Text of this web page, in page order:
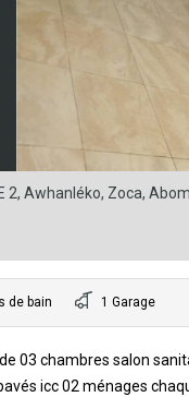
2, Awhanléko, Zoca,
de bain 1 Garage
03 chambres salon
icc 02 ménages